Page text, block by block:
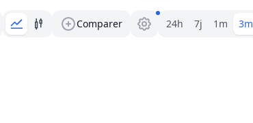
Comparer Sélecteur de plage.
24h 7j 1m 3m